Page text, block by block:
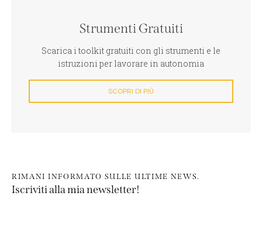
Strumenti Gratuiti
Scarica i toolkit gratuiti con gli strumenti e le
istruzioni per lavorare in autonomia
SCOPRI DI PIÙ
RIMANI INFORMATO SULLE ULTIME NEWS.
Iscriviti alla mia newsletter!